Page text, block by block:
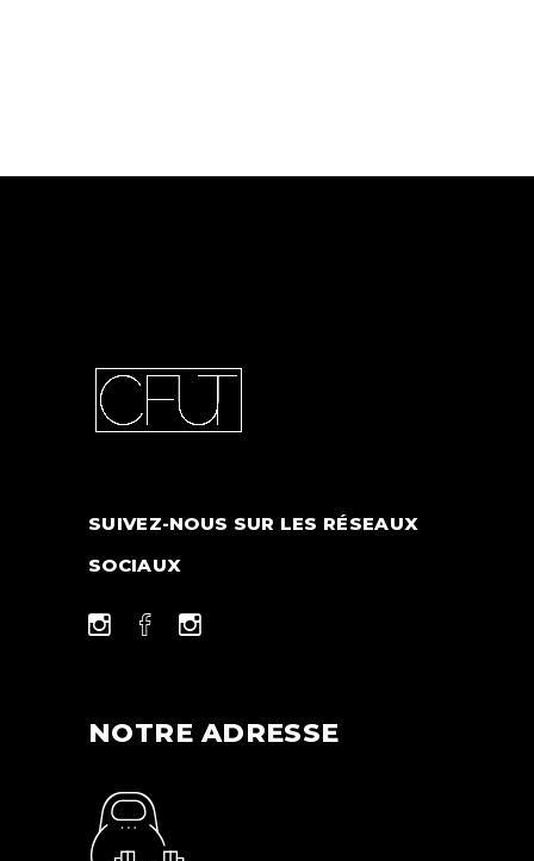
SUIVEZ-NOUS SUR LES RÉSEAUX
SOCIAUX
NOTRE ADRESSE